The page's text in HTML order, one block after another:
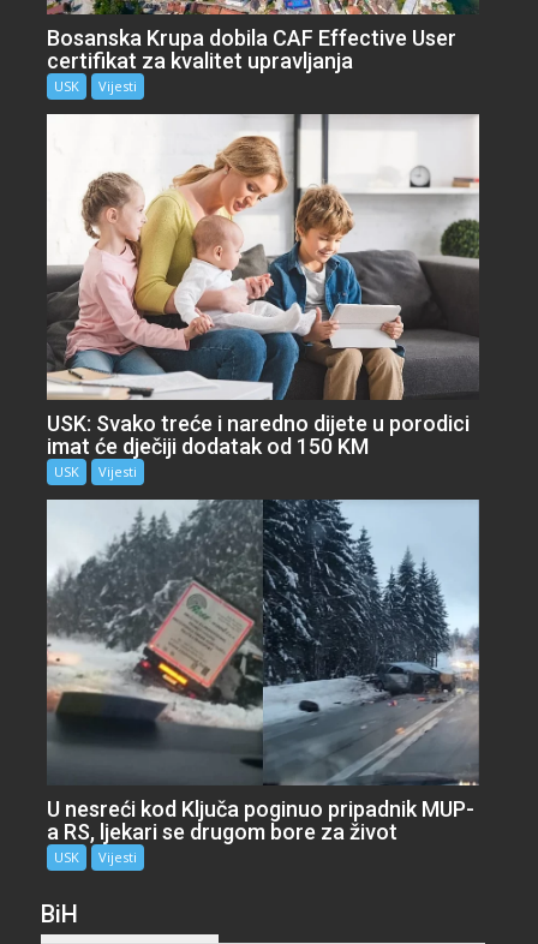
Bosanska Krupa dobila CAF Effective User
certifikat za kvalitet upravljanja
USK Vijesti
USK: Svako treće i naredno dijete u porodici
imat će dječiji dodatak od 150 KM
USK Vijesti
U nesreći kod Ključa poginuo pripadnik MUP-
a RS, ljekari se drugom bore za život
USK Vijesti
BiH